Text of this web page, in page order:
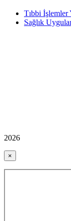
Tıbbi İşlemler
Sağlık
2026
×